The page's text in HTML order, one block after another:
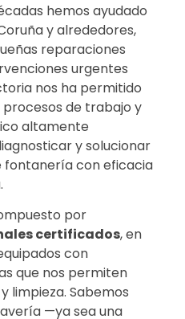
hemos ayudado
y alrededores,
reparaciones
urgentes
nos ha permitido
de trabajo y
altamente
y solucionar
fontanería con eficacia
por
certificados, en
con
que nos permiten
limpieza. Sabemos
—ya sea una